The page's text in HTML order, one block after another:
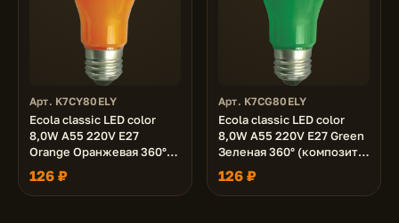
Арт. K7CY80ELY
Ecola classic LED color
8,0W A55 220V E27
Orange Оранжевая 360°
(композит) 108x55
126 ₽
Арт. K7CG80ELY
Ecola classic LED color
8,0W A55 220V E27 Green
Зеленая 360° (композит)
108x55
126 ₽